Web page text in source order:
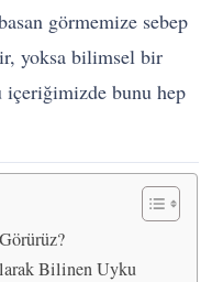
görmemize sebep
yoksa bilimsel bir
içeriğimizde bunu hep
Bilinen Uyku